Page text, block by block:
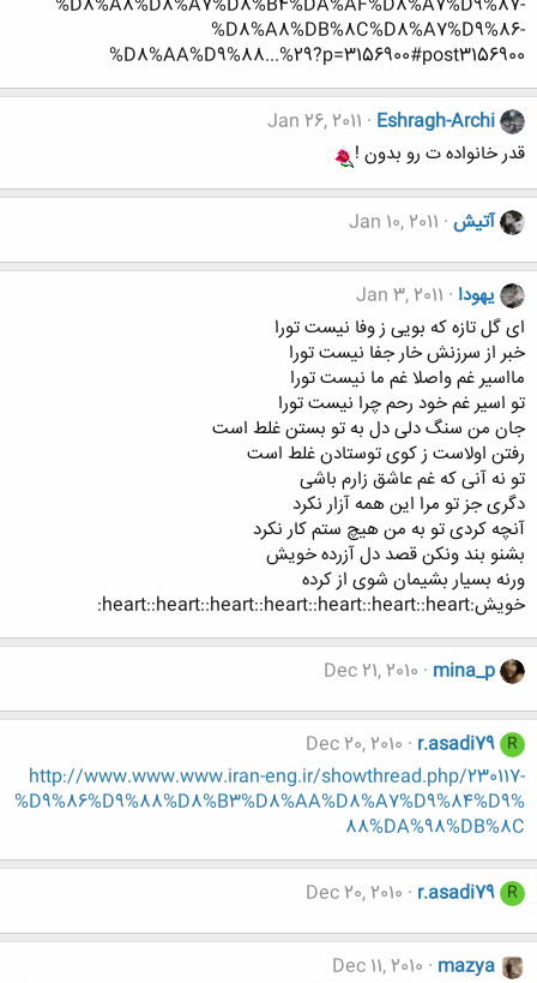
%D8%A8%DB%8C%D8%A7%D9%86-
%D8%AA%D9%88...%29?p=3156900#post3156900
Eshragh-Archi
Jan 26, 2011
قدر خانواده ت رو بدون !
آتيش Jan 10, 2011
یهودا Jan 3, 2011
ای گل تازه که بویی ز وفا نیست تورا
خبر از سرزنش خار جفا نیست تورا
مااسیر غم واصلا غم ما نیست تورا
تو اسیر غم خود رحم چرا نیست تورا
جان من سنگ دلی دل به تو بستن غلط است
رفتن اولاست ز کوی توستادن غلط است
تو نه آنی که غم عاشق زارم باشی
دگری جز تو مرا این همه آزار نکرد
آنچه کردی تو به من هیچ ستم کار نکرد
بشنو بند ونکن قصد دل آزرده خویش
ورنه بسیار بشیمان شوی از کرده
خویش:heart::heart::heart::heart::heart::heart::heart:
mina_p
Dec 21, 2010
R
r.asadi79
Dec 20, 2010
http://www.www.www.iran-eng.ir/showthread.php/230117-
%D9%86%D9%88%D8%B3%D8%AA%D8%A7%D9%84%D9%
88%DA%98%DB%8C
R
r.asadi79
Dec 20, 2010
mazya
Dec 11, 2010